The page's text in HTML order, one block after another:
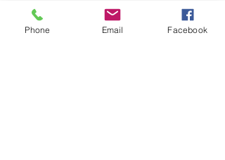
Tijd en locatie
07 nov 2025, 13:30 – 17:00
Phone Email Facebook